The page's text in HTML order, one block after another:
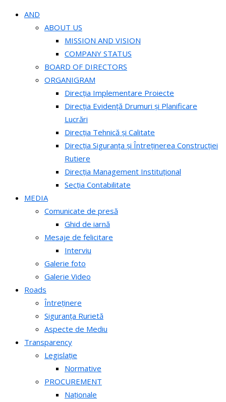
AND
ABOUT US
MISSION AND VISION
COMPANY STATUS
BOARD OF DIRECTORS
ORGANIGRAM
Direcția Implementare Proiecte
Direcția Evidență Drumuri și Planificare
Lucrări
Direcția Tehnică și Calitate
Direcția Siguranța și Întreținerea Construcției
Rutiere
Direcția Management Instituțional
Secția Contabilitate
MEDIA
Comunicate de presă
Ghid de iarnă
Mesaje de felicitare
Interviu
Galerie foto
Galerie Video
Roads
Întreținere
Siguranța Rurietă
Aspecte de Mediu
Transparency
Legislație
Normative
PROCUREMENT
Naționale